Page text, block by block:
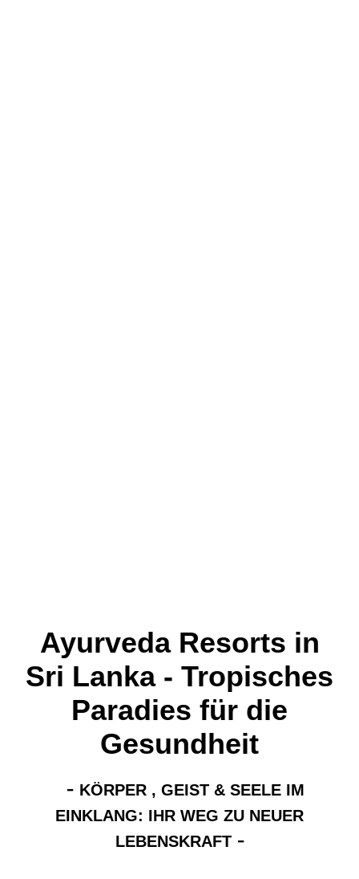
Ayurveda Resorts in
Sri Lanka - Tropisches
Paradies für die
Gesundheit
- KÖRPER , GEIST & SEELE IM
EINKLANG: IHR WEG ZU NEUER
LEBENSKRAFT-